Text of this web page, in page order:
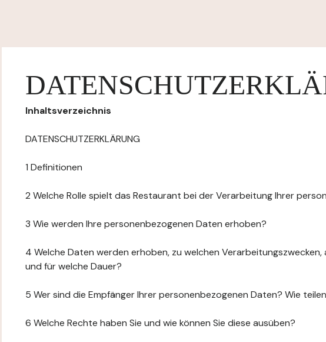
Inhaltsverzeichnis
DATENSCHUTZERKLÄRUNG
1 Definitionen
2 Welche Rolle spielt das Restaurant bei der Verarbeitung Ihrer
3 Wie werden Ihre personenbezogenen Daten erhoben?
4 Welche Daten werden erhoben, zu welchen
und für welche Dauer?
5 Wer sind die Empfänger Ihrer personenbezogenen Daten? Wie
6 Welche Rechte haben Sie und wie können Sie diese ausüben?